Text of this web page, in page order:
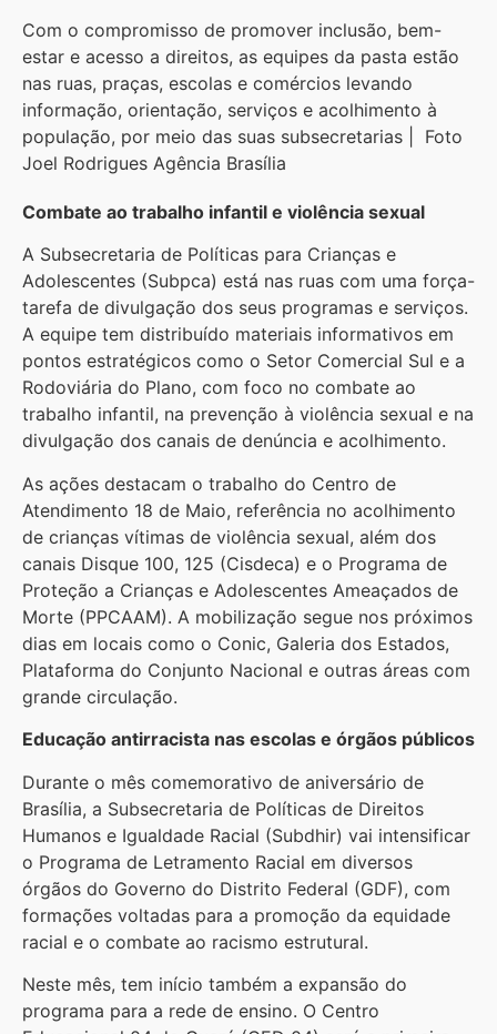
Com o compromisso de promover inclusão, bem-
estar e acesso a direitos, as equipes da pasta estão
nas ruas, praças, escolas e comércios levando
informação, orientação, serviços e acolhimento à
população, por meio das suas subsecretarias | Foto
Joel Rodrigues Agência Brasília
Combate ao trabalho infantil e violência sexual
A Subsecretaria de Políticas para Crianças e
Adolescentes (Subpca) está nas ruas com uma força-
tarefa de divulgação dos seus programas e serviços.
A equipe tem distribuído materiais informativos em
pontos estratégicos como o Setor Comercial Sul e a
Rodoviária do Plano, com foco no combate ao
trabalho infantil, na prevenção à violência sexual e na
divulgação dos canais de denúncia e acolhimento.
As ações destacam o trabalho do Centro de
Atendimento 18 de Maio, referência no acolhimento
de crianças vítimas de violência sexual, além dos
canais Disque 100, 125 (Cisdeca) e o Programa de
Proteção a Crianças e Adolescentes Ameaçados de
Morte (PPCAAM). A mobilização segue nos próximos
dias em locais como o Conic, Galeria dos Estados,
Plataforma do Conjunto Nacional e outras áreas com
grande circulação.
Educação antirracista nas escolas e órgãos públicos
Durante o mês comemorativo de aniversário de
Brasília, a Subsecretaria de Políticas de Direitos
Humanos e Igualdade Racial (Subdhir) vai intensificar
o Programa de Letramento Racial em diversos
órgãos do Governo do Distrito Federal (GDF), com
formações voltadas para a promoção da equidade
racial e o combate ao racismo estrutural.
Neste mês, tem início também a expansão do
programa para a rede de ensino. O Centro